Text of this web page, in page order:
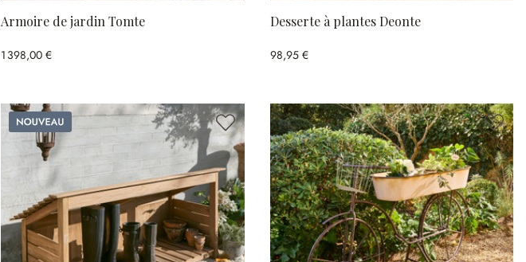
Armoire de jardin Tomte
1 398,00 €
Desserte à plantes Deonte
98,95 €
Nouveau